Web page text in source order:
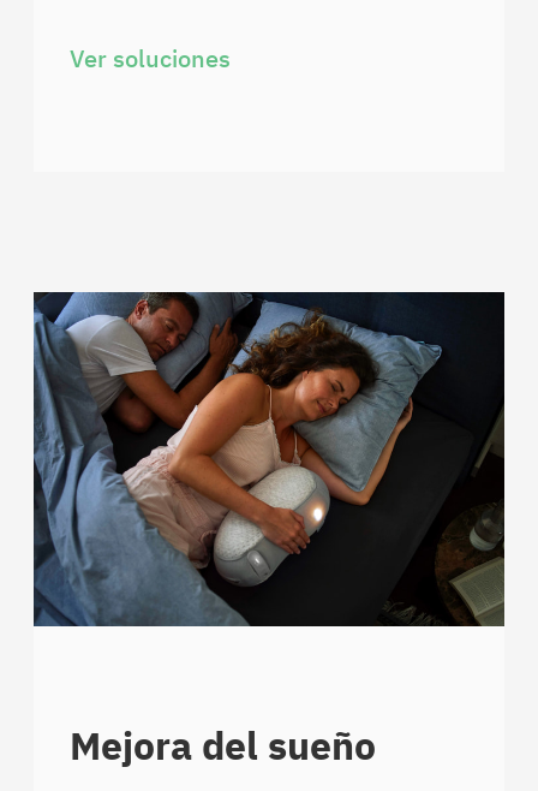
Ver soluciones
Mejora del sueño